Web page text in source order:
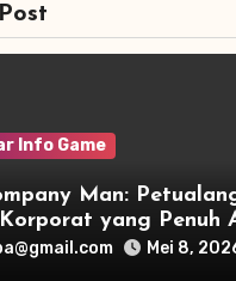
Info Game
Man:
yang Penuh
Mei 8,